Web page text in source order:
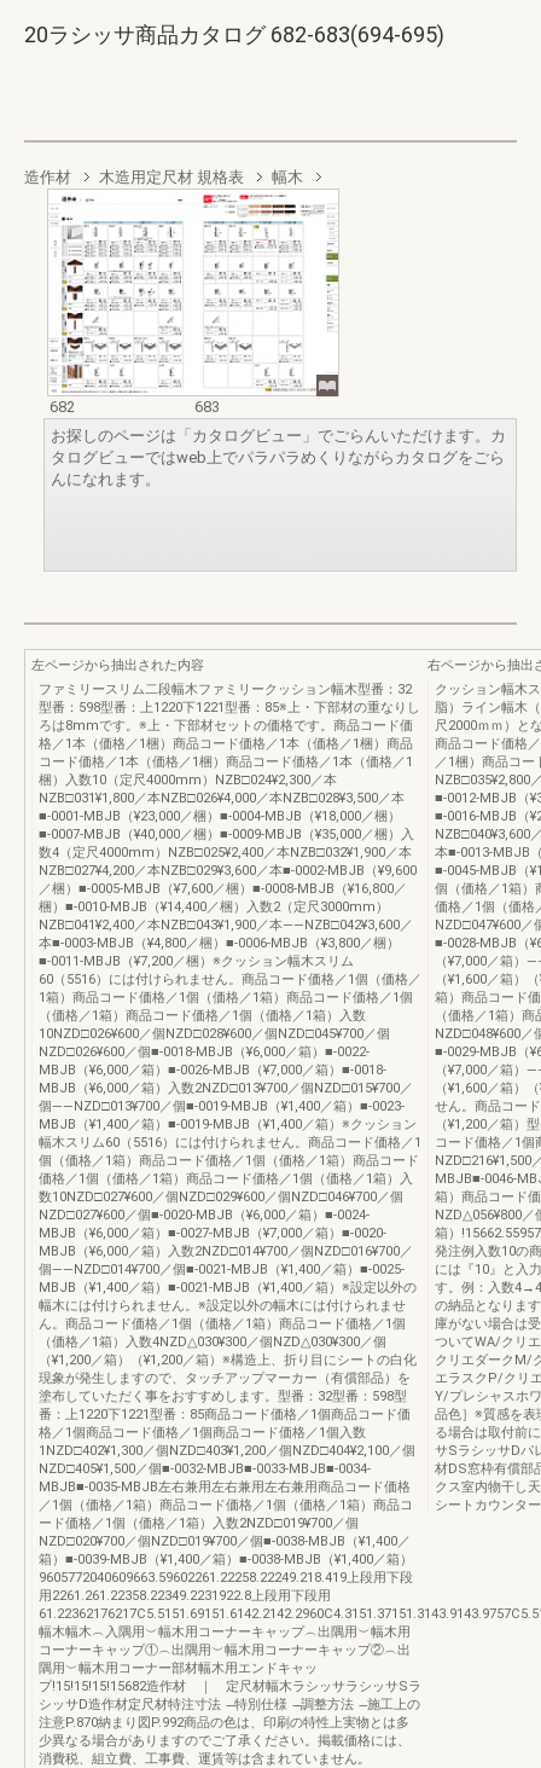
20ラシッサ商品カタログ 682-683(694-695)
造作材 木造用定尺材 規格表 幅木
682
683
お探しのページは「カタログビュー」でごらんいただけます。カ
タログビューではweb上でパラパラめくりながらカタログをごら
んになれます。
左ページから抽出された内容
ファミリースリム二段幅木ファミリークッション幅木型番：32
型番：598型番：上1220下1221型番：85※上・下部材の重なりし
ろは8mmです。※上・下部材セットの価格です。商品コード価
格／1本（価格／1梱）商品コード価格／1本（価格／1梱）商品
コード価格／1本（価格／1梱）商品コード価格／1本（価格／1
梱）入数10（定尺4000mm）NZB□024¥2,300／本
NZB□031¥1,800／本NZB□026¥4,000／本NZB□028¥3,500／本
■-0001-MBJB（¥23,000／梱）■-0004-MBJB（¥18,000／梱）
■-0007-MBJB（¥40,000／梱）■-0009-MBJB（¥35,000／梱）入
数4（定尺4000mm）NZB□025¥2,400／本NZB□032¥1,900／本
NZB□027¥4,200／本NZB□029¥3,600／本■-0002-MBJB（¥9,600
／梱）■-0005-MBJB（¥7,600／梱）■-0008-MBJB（¥16,800／
梱）■-0010-MBJB（¥14,400／梱）入数2（定尺3000mm）
NZB□041¥2,400／本NZB□043¥1,900／本――NZB□042¥3,600／
本■-0003-MBJB（¥4,800／梱）■-0006-MBJB（¥3,800／梱）
■-0011-MBJB（¥7,200／梱）※クッション幅木スリム
60（5516）には付けられません。商品コード価格／1個（価格／
1箱）商品コード価格／1個（価格／1箱）商品コード価格／1個
（価格／1箱）商品コード価格／1個（価格／1箱）入数
10NZD□026¥600／個NZD□028¥600／個NZD□045¥700／個
NZD□026¥600／個■-0018-MBJB（¥6,000／箱）■-0022-
MBJB（¥6,000／箱）■-0026-MBJB（¥7,000／箱）■-0018-
MBJB（¥6,000／箱）入数2NZD□013¥700／個NZD□015¥700／
個――NZD□013¥700／個■-0019-MBJB（¥1,400／箱）■-0023-
MBJB（¥1,400／箱）■-0019-MBJB（¥1,400／箱）※クッション
幅木スリム60（5516）には付けられません。商品コード価格／1
個（価格／1箱）商品コード価格／1個（価格／1箱）商品コード
価格／1個（価格／1箱）商品コード価格／1個（価格／1箱）入
数10NZD□027¥600／個NZD□029¥600／個NZD□046¥700／個
NZD□027¥600／個■-0020-MBJB（¥6,000／箱）■-0024-
MBJB（¥6,000／箱）■-0027-MBJB（¥7,000／箱）■-0020-
MBJB（¥6,000／箱）入数2NZD□014¥700／個NZD□016¥700／
個――NZD□014¥700／個■-0021-MBJB（¥1,400／箱）■-0025-
MBJB（¥1,400／箱）■-0021-MBJB（¥1,400／箱）※設定以外の
幅木には付けられません。※設定以外の幅木には付けられませ
ん。商品コード価格／1個（価格／1箱）商品コード価格／1個
（価格／1箱）入数4NZD△030¥300／個NZD△030¥300／個
（¥1,200／箱）（¥1,200／箱）※構造上、折り目にシートの白化
現象が発生しますので、タッチアップマーカー（有償部品）を
塗布していただく事をおすすめします。型番：32型番：598型
番：上1220下1221型番：85商品コード価格／1個商品コード価
格／1個商品コード価格／1個商品コード価格／1個入数
1NZD□402¥1,300／個NZD□403¥1,200／個NZD□404¥2,100／個
NZD□405¥1,500／個■-0032-MBJB■-0033-MBJB■-0034-
MBJB■-0035-MBJB左右兼用左右兼用左右兼用商品コード価格
／1個（価格／1箱）商品コード価格／1個（価格／1箱）商品コ
ード価格／1個（価格／1箱）入数2NZD□019¥700／個
NZD□020¥700／個NZD□019¥700／個■-0038-MBJB（¥1,400／
箱）■-0039-MBJB（¥1,400／箱）■-0038-MBJB（¥1,400／箱）
9605772040609663.59602261.22258.22249.218.419上段用下段
用2261.261.22358.22349.2231922.8上段用下段用
幅木幅木︵入隅用︶幅木用コーナーキャップ︵出隅用︶幅木用
コーナーキャップ①︵出隅用︶幅木用コーナーキャップ②︵出
隅用︶幅木用コーナー部材幅木用エンドキャッ
プ!15!15!15!15682造作材 ｜ 定尺材幅木ラシッサラシッサSラ
シッサD造作材定尺材特注寸法 ̶特別仕様 ̶調整方法 ̶施工上の
注意P.870納まり図P.992商品の色は、印刷の特性上実物とは多
少異なる場合がありますのでご了承ください。掲載価格には、
消費税、組立費、工事費、運賃等は含まれていません。
右ページから抽出
クッション幅木
脂）ライン幅木
尺2000ｍｍ）と
商品コード価格
／1梱）商品コー
NZB□035¥2,800
■-0012-MBJB（
■-0016-MBJB（
NZB□040¥3,600
本■-0013-MBJB
■-0045-MBJB（
個（価格／1箱）
価格／1個（価格
NZD□047¥600
■-0028-MBJB（
（¥7,000／箱
（¥1,600／箱）
箱）商品コード
（価格／1箱）
NZD□048¥600
■-0029-MBJB（
（¥7,000／箱
（¥1,600／箱）
せん。商品コー
（¥1,200／箱）
コード価格／1個
NZD□216¥1,500
MBJB■-0046-
箱）商品コード
NZD△056¥800／
箱）
発注例入数10の
には『10』と入
す。例：入数
の納品となりま
庫がない場合は
ついてWA/クリ
クリエダークM/
エラスクP/クリ
Y/プレシャスホ
品色］※質感を表
る場合は取付前
サSラシッサDパ
材DS窓枠有償部
クス室内物干し
シートカウンタ